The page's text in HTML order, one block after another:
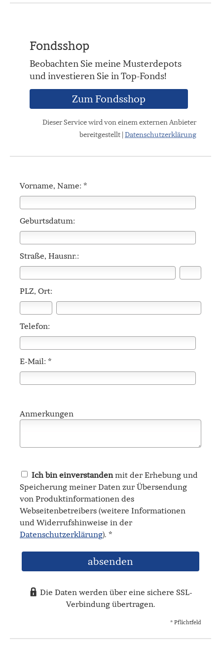
Fondsshop
Beobachten Sie meine Musterdepots
und investieren Sie in Top-Fonds!
Zum Fondsshop
Dieser Service wird von einem externen Anbieter
bereitgestellt | Datenschutzerklärung
Vorname, Name: *
Geburts­datum:
Straße, Hausnr.:
PLZ, Ort:
Telefon:
E-Mail: *
Anmerkungen
Ich bin einverstandenmit der Erhebung und
Speicherung meiner Daten zur Übersendung
von Produktinformationen des
Webseitenbetreibers (weitere Informationen
und Widerrufshinweise in der
Datenschutzerklärung). *
absenden
Die Daten werden über eine sichere SSL-
Verbindung übertragen.
* Pflichtfeld